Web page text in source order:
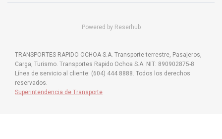
Powered by Reserhub
TRANSPORTES RAPIDO OCHOA S.A. Transporte terrestre, Pasajeros,
Carga, Turismo. Transportes Rapido Ochoa S.A. NIT: 890902875-8
Línea de servicio al cliente: (604) 444 8888. Todos los derechos
reservados.
Superintendencia de Transporte